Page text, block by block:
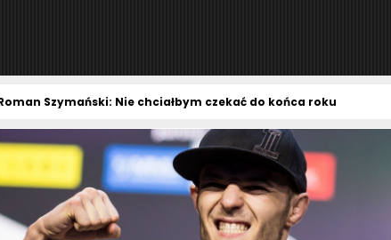
Szymański: Nie chciałbym czekać do końca roku